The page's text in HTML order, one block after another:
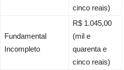
cinco reais)
Fundamental
Incompleto
R$ 1.045,00
(mil e
quarenta e
cinco reais)